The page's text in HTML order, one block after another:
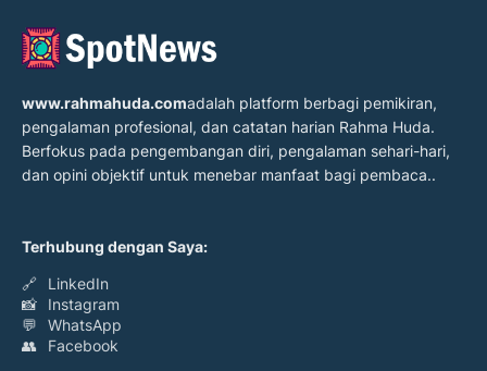
www.rahmahuda.comadalah platform berbagi pemikiran,
pengalaman profesional, dan catatan harian Rahma Huda.
Berfokus pada pengembangan diri, pengalaman sehari-hari,
dan opini objektif untuk menebar manfaat bagi pembaca..
Terhubung dengan Saya:
🔗
LinkedIn
📸
Instagram
💬
WhatsApp
👥
Facebook